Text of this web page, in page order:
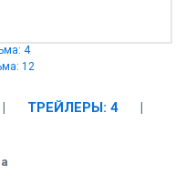
4
12
| ТРЕЙЛЕРЫ: 4
|